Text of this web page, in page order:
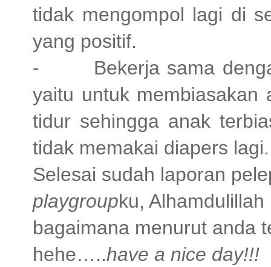
tidak mengompol lagi di
yang positif.
- Bekerja sama
yaitu untuk membiasakan
tidur sehingga anak
tidak memakai diapers lagi.
Selesai sudah laporan
playgroupku,
bagaimana menurut anda
hehe…..have a nice day!!!